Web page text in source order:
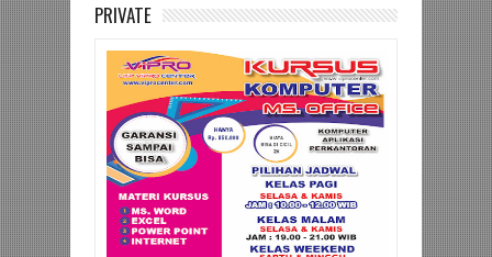
PRIVATE